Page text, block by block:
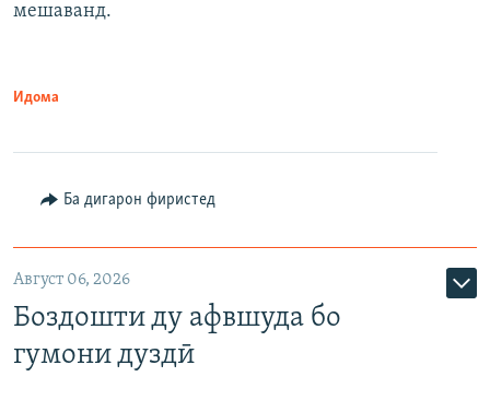
мешаванд.
Идома
Ба дигарон фиристед
Август 06, 2026
Боздошти ду афвшуда бо
гумони дуздӣ